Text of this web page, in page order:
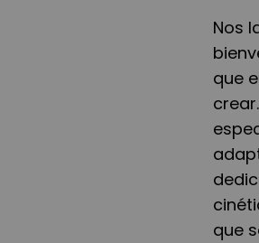
Nos
que
que